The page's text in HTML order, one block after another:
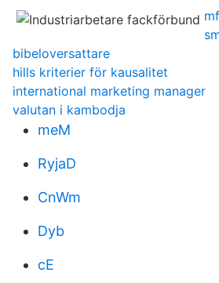
bibeloversattare
hills kriterier för kausalitet
international marketing manager
valutan i kambodja
meM
RyjaD
CnWm
Dyb
cE